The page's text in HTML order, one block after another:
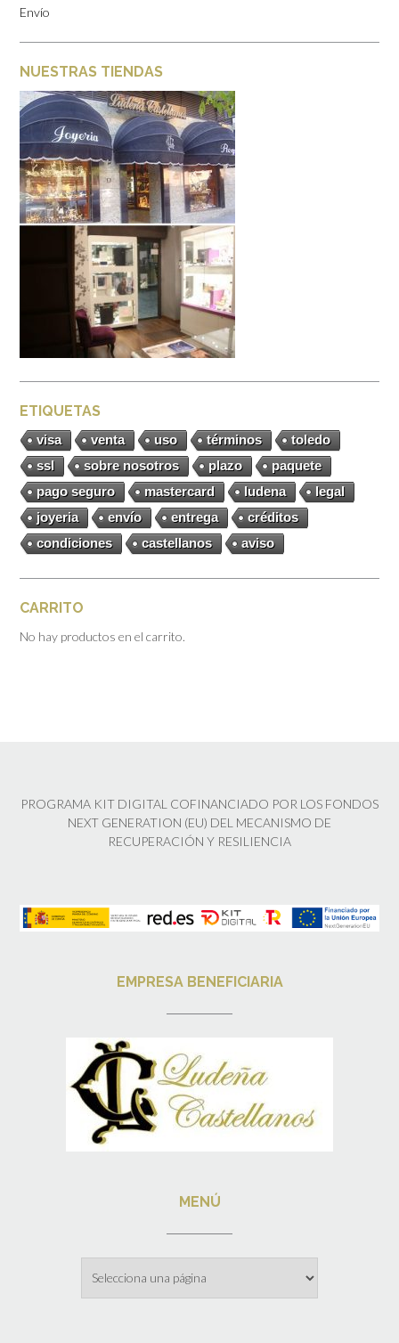
Envío
NUESTRAS TIENDAS
ETIQUETAS
visa venta uso términos
toledo
ssl
sobre nosotros plazo
paquete
pago seguro
mastercard ludena
legal
joyeria
envío entrega
créditos
condiciones
castellanos aviso
CARRITO
No hay productos en el carrito.
PROGRAMA KIT DIGITAL COFINANCIADO POR LOS FONDOS
NEXT GENERATION (EU) DEL MECANISMO DE
RECUPERACIÓN Y RESILIENCIA
EMPRESA BENEFICIARIA
MENÚ